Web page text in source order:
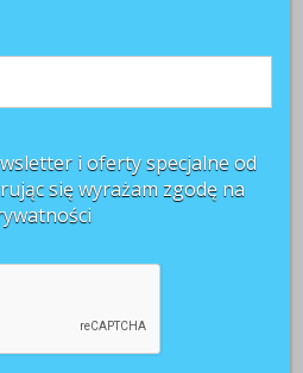
i oferty specjalne od
się wyrażam zgodę na